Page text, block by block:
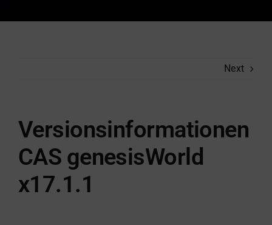
Next
Versionsinformationen
CAS genesisWorld
x17.1.1